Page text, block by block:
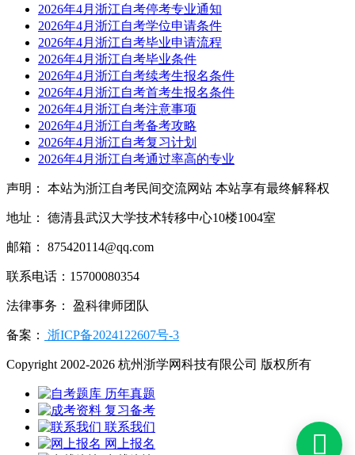
2026年4月浙江自考停考专业通知
2026年4月浙江自考学位申请条件
2026年4月浙江自考毕业申请流程
2026年4月浙江自考毕业条件
2026年4月浙江自考续考生报名条件
2026年4月浙江自考首考生报名条件
2026年4月浙江自考注意事项
2026年4月浙江自考备考攻略
2026年4月浙江自考复习计划
2026年4月浙江自考通过率高的专业
声明： 本站为浙江自考民间交流网站 本站享有最终解释权
地址： 德清县武汉大学技术转移中心10楼1004室
邮箱： 875420114@qq.com
联系电话：15700080354
法律事务： 盈科律师团队
备案： 浙ICP备2024122607号-3
Copyright 2002-2026 杭州浙学网科技有限公司 版权所有
历年真题
复习备考
联系我们
网上报名
